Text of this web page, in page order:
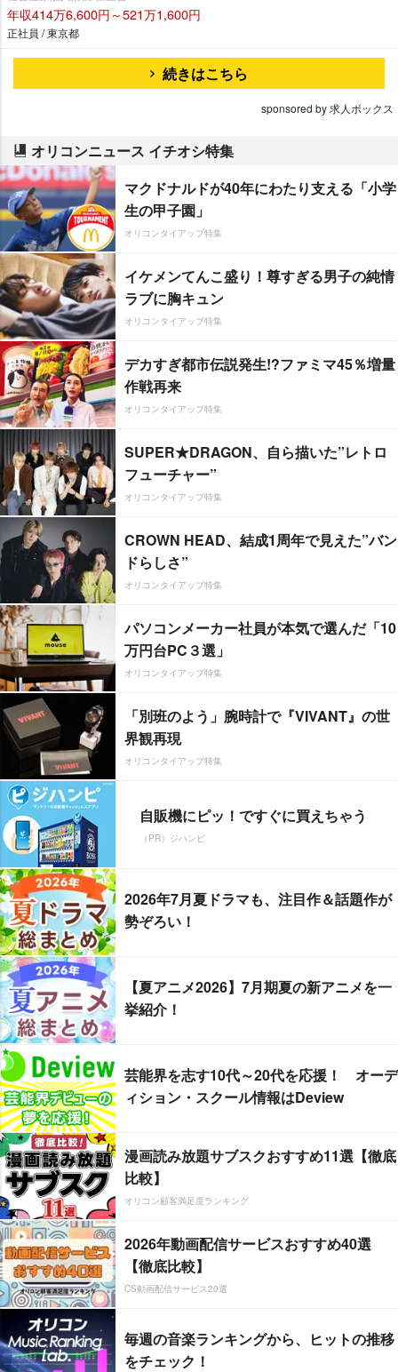
年収414万6,600円～521万1,600円
正社員 / 東京都
続きはこちら
sponsored by 求人ボックス
オリコンニュース イチオシ特集
マクドナルドが40年にわたり支える「小学
生の甲子園」
オリコンタイアップ特集
イケメンてんこ盛り！尊すぎる男子の純情
ラブに胸キュン
オリコンタイアップ特集
デカすぎ都市伝説発生!?ファミマ45％増量
作戦再来
オリコンタイアップ特集
SUPER★DRAGON、自ら描いた”レトロ
フューチャー”
オリコンタイアップ特集
CROWN HEAD、結成1周年で見えた”バン
ドらしさ”
オリコンタイアップ特集
パソコンメーカー社員が本気で選んだ「10
万円台PC３選」
オリコンタイアップ特集
「別班のよう」腕時計で『VIVANT』の世
界観再現
オリコンタイアップ特集
自販機にピッ！ですぐに買えちゃう
（PR）ジハンピ
2026年7月夏ドラマも、注目作＆話題作が
勢ぞろい！
【夏アニメ2026】7月期夏の新アニメを一
挙紹介！
芸能界を志す10代～20代を応援！ オーデ
ィション・スクール情報はDeview
漫画読み放題サブスクおすすめ11選【徹底
比較】
オリコン顧客満足度ランキング
2026年動画配信サービスおすすめ40選
【徹底比較】
CS動画配信サービス20選
毎週の音楽ランキングから、ヒットの推移
をチェック！